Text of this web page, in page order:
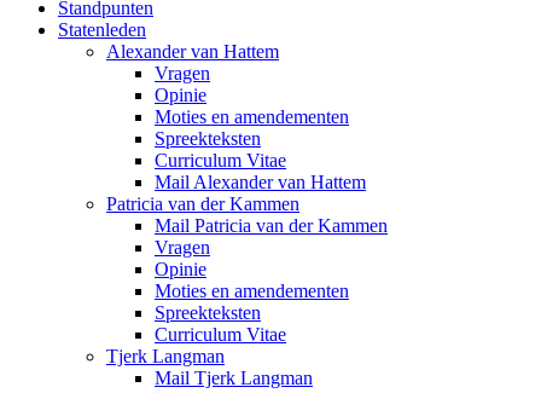
Standpunten
Statenleden
Alexander van Hattem
Vragen
Opinie
Moties en amendementen
Spreekteksten
Curriculum Vitae
Mail Alexander van Hattem
Patricia van der Kammen
Mail Patricia van der Kammen
Vragen
Opinie
Moties en amendementen
Spreekteksten
Curriculum Vitae
Tjerk Langman
Mail Tjerk Langman